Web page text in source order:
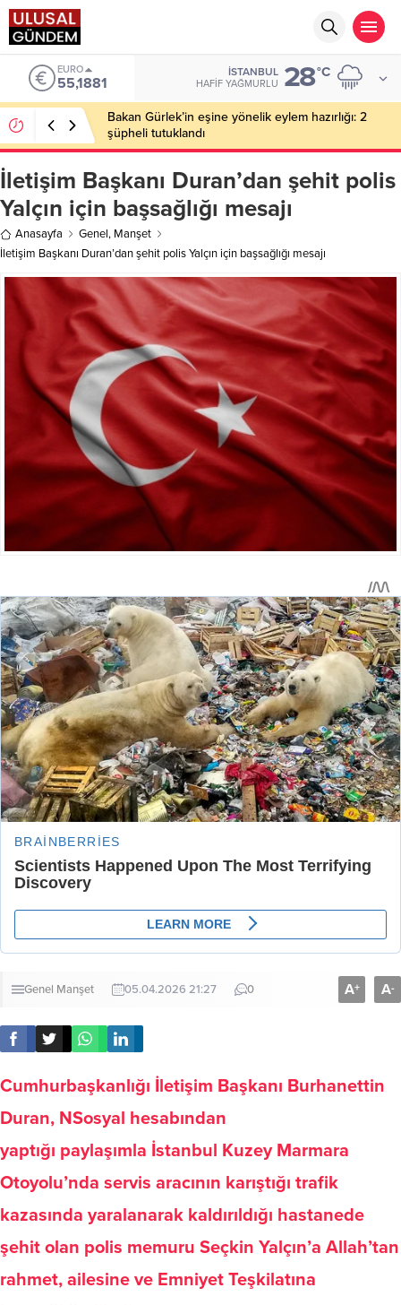
ALTIN
6.660,55
İSTANBUL
HAFIF YAĞMURLU 28°C
Ahbap Derneği’nde milyonluk vurgun iddiası: Haluk
Levent ve Ekibine gözaltı
İletişim Başkanı Duran’dan şehit polis
Yalçın için başsağlığı mesajı
Anasayfa Genel, Manşet
İletişim Başkanı Duran’dan şehit polis Yalçın için başsağlığı mesajı
Genel Manşet 05.04.2026 21:27 0 A+ A-
Cumhurbaşkanlığı İletişim Başkanı Burhanettin
Duran, NSosyal hesabından
yaptığı paylaşımla İstanbul Kuzey Marmara
Otoyolu’nda servis aracının karıştığı trafik
kazasında yaralanarak kaldırıldığı hastanede
şehit olan polis memuru Seçkin Yalçın’a Allah’tan
rahmet, ailesine ve Emniyet Teşkilatına